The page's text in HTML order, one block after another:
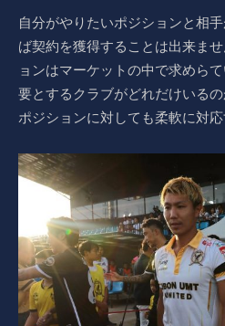
自分がやりたいポジションと相
ば契約を獲得することは出来ま
ョンはマーケットの中で求めら
要とするクラブがどれだけいる
ポジションに対しても柔軟に対応